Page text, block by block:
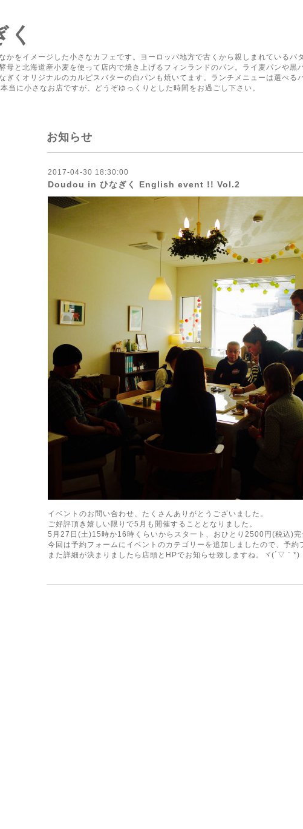
かをイメージした小さなカフェです。ヨーロッパ地方で古くから親しまれているバ
母と北海道産小麦を使って店内で焼き上げるフィンランドのパン。ライ麦パンや黒
ぎくオリジナルのカルピスバターの白パンも焼いてます。ランチメニューは選べる
当に小さなお店ですが、どうぞゆっくりとした時間をお過ごし下さい。
お知らせ
2017-04-30 18:30:00
Doudou in ひなぎく English event !! Vol.2
イベントのお問い合わせ、たくさんありがとうございました。
ご好評頂き嬉しい限りで5月も開催することとなりました。
5月27日(土)15時か16時くらいからスタート、おひとり2500円(税込)完
今回は予約フォームにイベントのカテゴリーを追加しましたので、予約
また詳細が決まりましたら店頭とHPでお知らせ致しますね。ヾ(´▽｀*)